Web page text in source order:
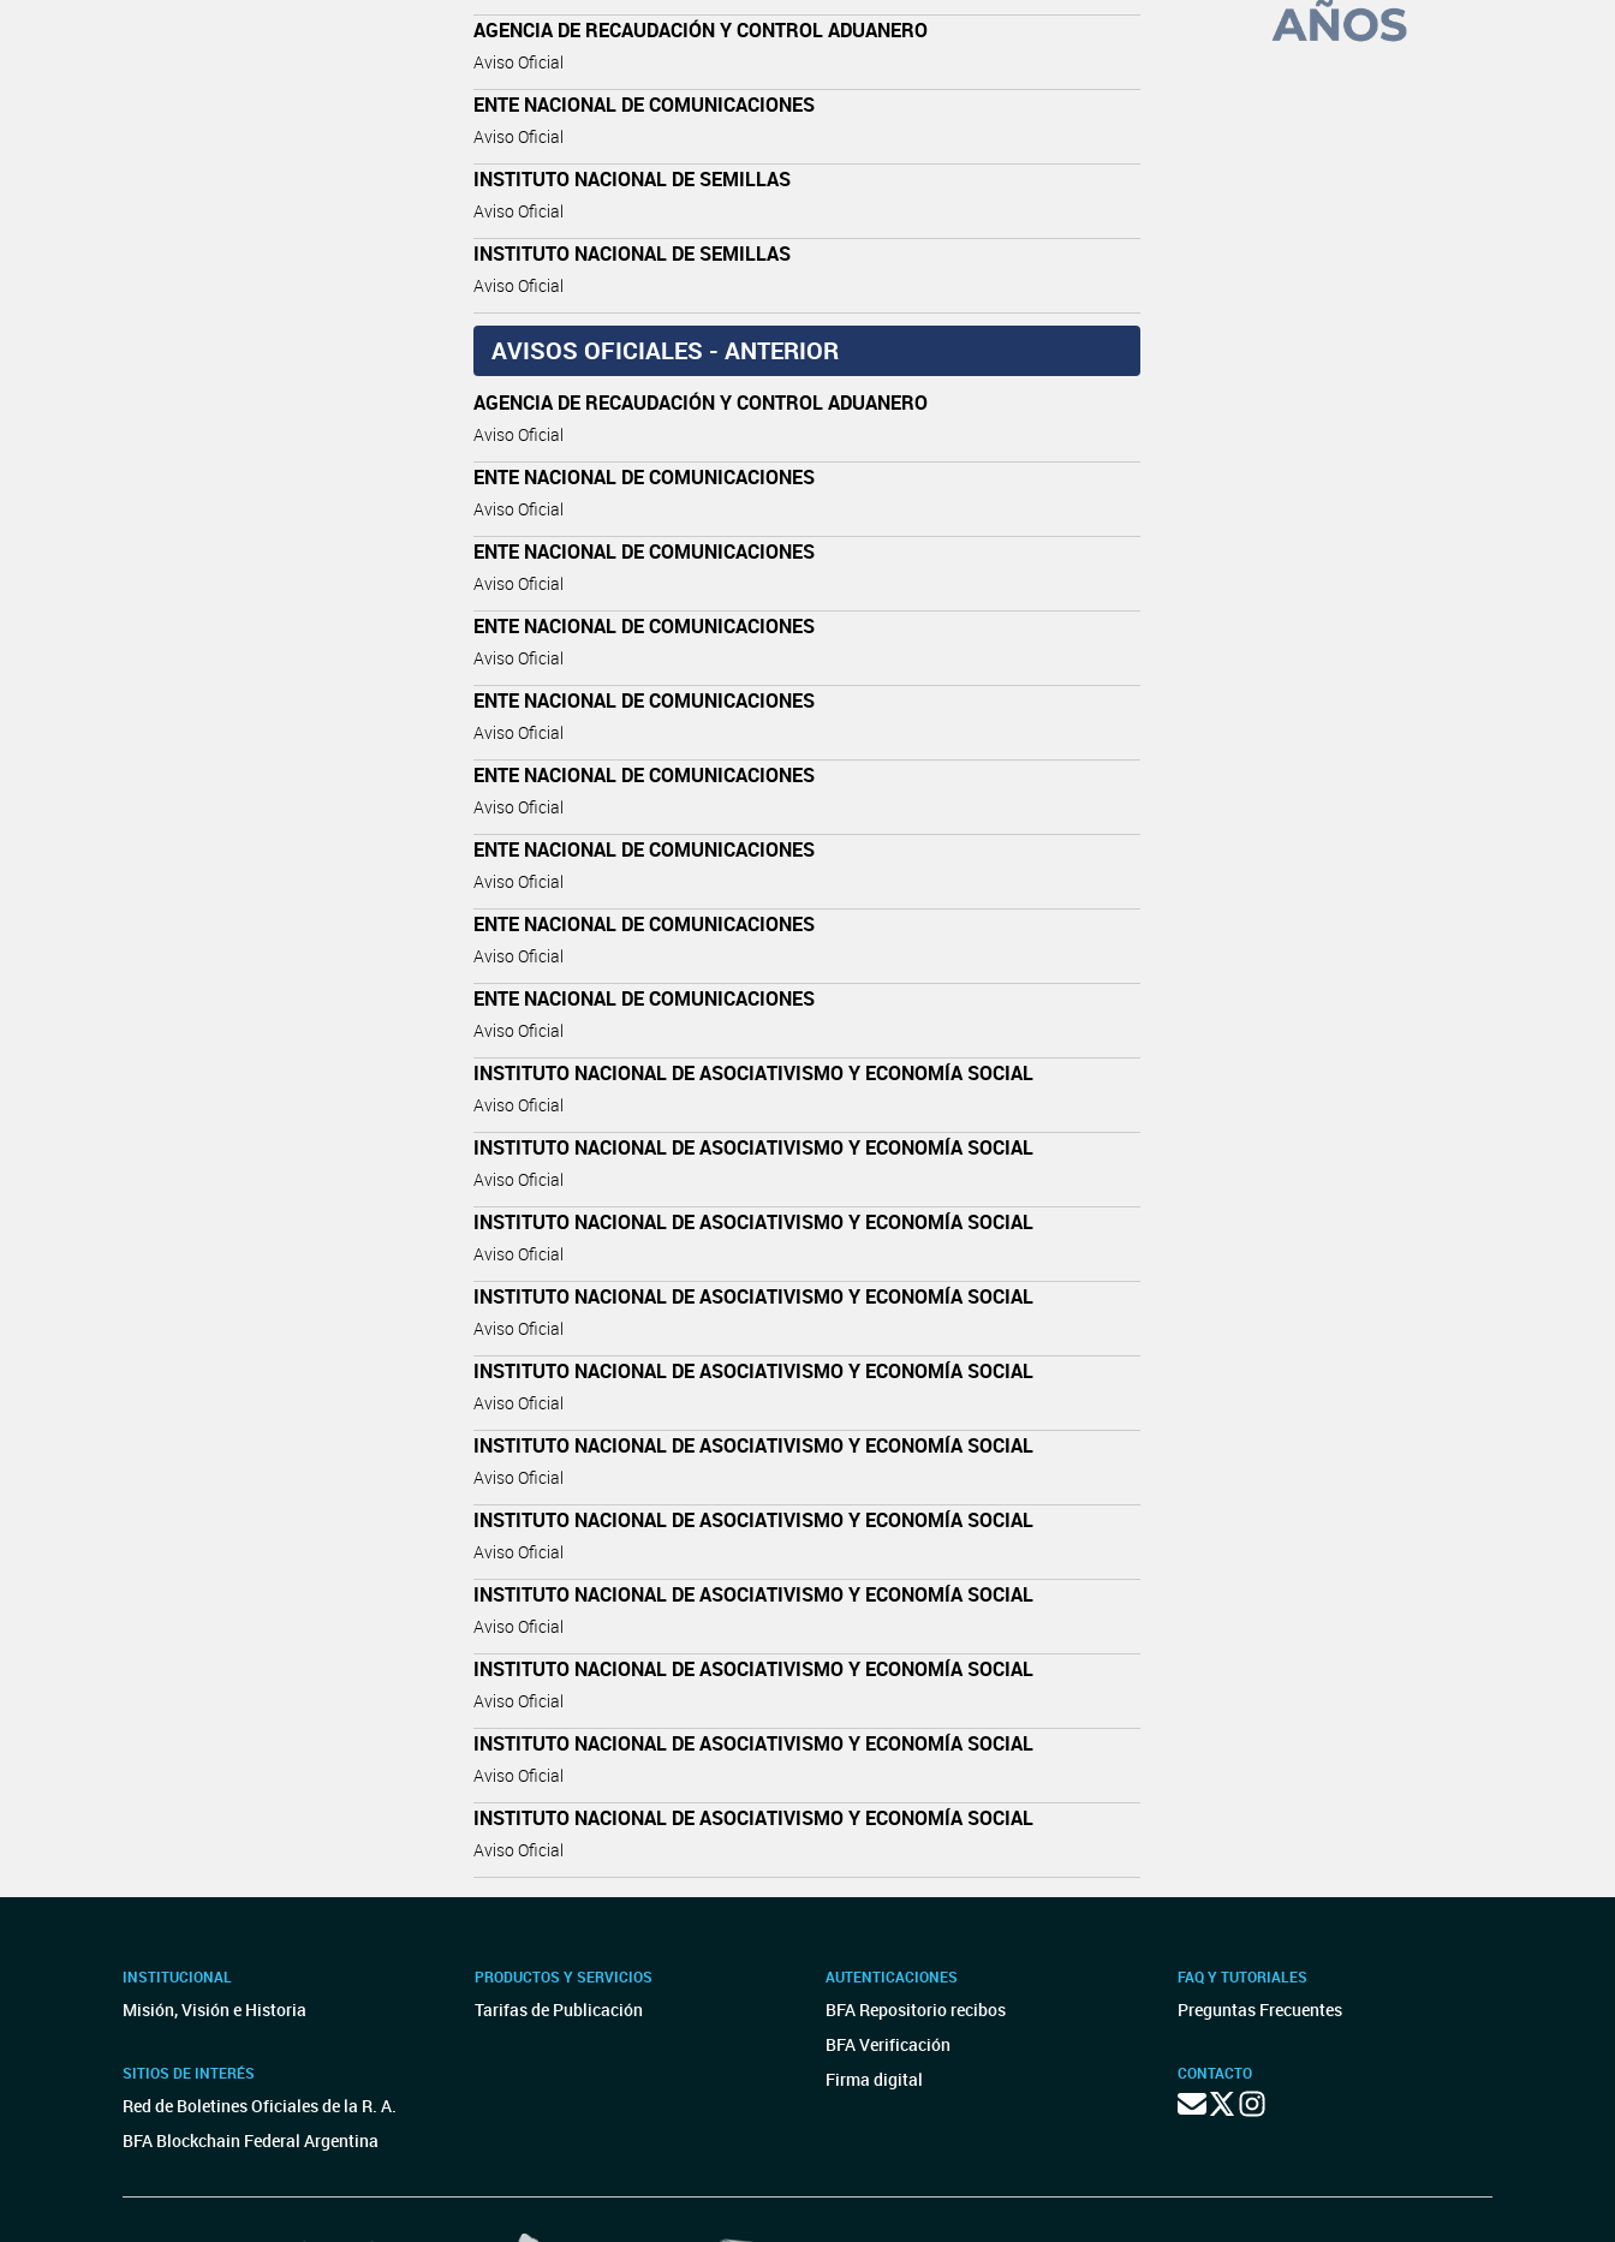
AGENCIA DE RECAUDACIÓN Y CONTROL ADUANERO
Aviso Oficial
ENTE NACIONAL DE COMUNICACIONES
Aviso Oficial
INSTITUTO NACIONAL DE SEMILLAS
Aviso Oficial
INSTITUTO NACIONAL DE SEMILLAS
Aviso Oficial
AVISOS OFICIALES - ANTERIOR
AGENCIA DE RECAUDACIÓN Y CONTROL ADUANERO
Aviso Oficial
ENTE NACIONAL DE COMUNICACIONES
Aviso Oficial
ENTE NACIONAL DE COMUNICACIONES
Aviso Oficial
ENTE NACIONAL DE COMUNICACIONES
Aviso Oficial
ENTE NACIONAL DE COMUNICACIONES
Aviso Oficial
ENTE NACIONAL DE COMUNICACIONES
Aviso Oficial
ENTE NACIONAL DE COMUNICACIONES
Aviso Oficial
ENTE NACIONAL DE COMUNICACIONES
Aviso Oficial
ENTE NACIONAL DE COMUNICACIONES
Aviso Oficial
INSTITUTO NACIONAL DE ASOCIATIVISMO Y ECONOMÍA SOCIAL
Aviso Oficial
INSTITUTO NACIONAL DE ASOCIATIVISMO Y ECONOMÍA SOCIAL
Aviso Oficial
INSTITUTO NACIONAL DE ASOCIATIVISMO Y ECONOMÍA SOCIAL
Aviso Oficial
INSTITUTO NACIONAL DE ASOCIATIVISMO Y ECONOMÍA SOCIAL
Aviso Oficial
INSTITUTO NACIONAL DE ASOCIATIVISMO Y ECONOMÍA SOCIAL
Aviso Oficial
INSTITUTO NACIONAL DE ASOCIATIVISMO Y ECONOMÍA SOCIAL
Aviso Oficial
INSTITUTO NACIONAL DE ASOCIATIVISMO Y ECONOMÍA SOCIAL
Aviso Oficial
INSTITUTO NACIONAL DE ASOCIATIVISMO Y ECONOMÍA SOCIAL
Aviso Oficial
INSTITUTO NACIONAL DE ASOCIATIVISMO Y ECONOMÍA SOCIAL
Aviso Oficial
INSTITUTO NACIONAL DE ASOCIATIVISMO Y ECONOMÍA SOCIAL
Aviso Oficial
INSTITUTO NACIONAL DE ASOCIATIVISMO Y ECONOMÍA SOCIAL
Aviso Oficial
INSTITUCIONAL
Misión, Visión e Historia
SITIOS DE INTERÉS
Red de Boletines Oficiales de la R. A.
BFA Blockchain Federal Argentina
PRODUCTOS Y SERVICIOS
Tarifas de Publicación
AUTENTICACIONES
BFA Repositorio recibos
BFA Verificación
Firma digital
FAQ Y TUTORIALES
Preguntas Frecuentes
CONTACTO